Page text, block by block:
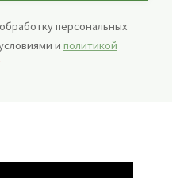
персональных
и политикой